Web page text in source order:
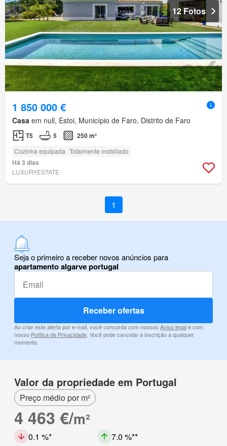
12 Fotos
1 850 000 €
Casa em null, Estoi, Município de Faro, Distrito de Faro
T5 5 250 m²
Cozinha equipada Totalmente mobiliado
Há 3 dias
LUXURYESTATE
1
Seja o primeiro a receber novos anúncios para
apartamento algarve portugal
Receber ofertas
Ao criar este alerta por e-mail, você concorda com nossos Aviso legale com
nosso Política de Privacidade. Você pode cancelar a inscrição a qualquer
momento.
Valor da propriedade em Portugal
Preço médio por m²
4 463 €/m²
0.1 % 7.0 %